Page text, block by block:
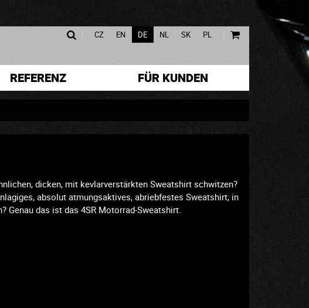
| CZ EN DE NL SK PL |
REFERENZ FÜR KUNDEN
dicken, mit kevlarverstärkten Sweatshirt schwitzen?
absolut atmungsaktives, abriebfestes Sweatshirt, in
Genau das ist das 4SR Motorrad-Sweatshirt.